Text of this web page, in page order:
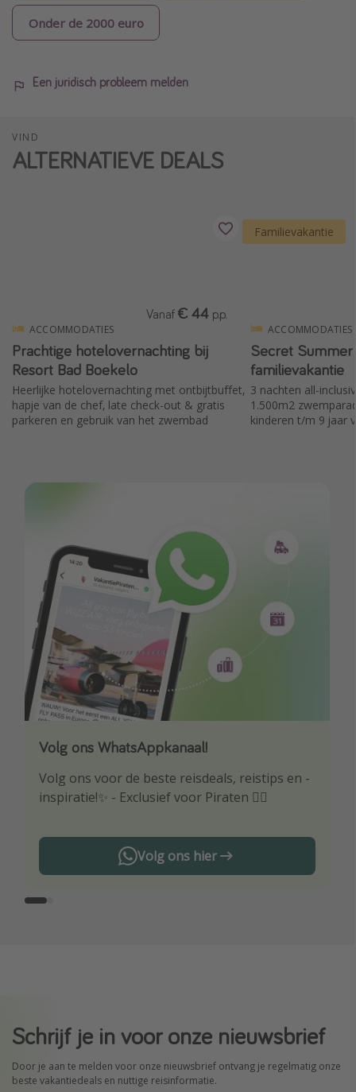
Onder de 2000 euro
Een juridisch probleem melden
VIND
ALTERNATIEVE DEALS
ACCOMMODATIES
Prachtige hotelovernachting bij
Resort Bad Boekelo
Heerlijke hotelovernachting met ontbijtbuffet,
hapje van de chef, late check-out & gratis
parkeren en gebruik van het zwembad
Vanaf € 44 p.p.
Familievakantie
ACCOMMODATIES
Secret
familievakantie
3 nachten all-
1.500m2
kinderen t/m 9 jaar
Volg ons WhatsAppkanaal!
Volg ons voor de beste reisdeals, reistips en -
inspiratie!✨ - Exclusief voor Piraten 🏴‍☠️
Volg ons hier
Download onze app
Wees als eerste op de hoogte van de beste
reisaanbiedingen
Schrijf je in voor onze nieuwsbrief
Door je aan te melden voor onze nieuwsbrief ontvang je regelmatig onze
beste vakantiedeals en nuttige reisinformatie.